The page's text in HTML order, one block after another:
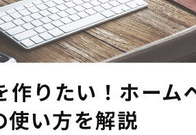
作りたい！ホーム
い方を解説